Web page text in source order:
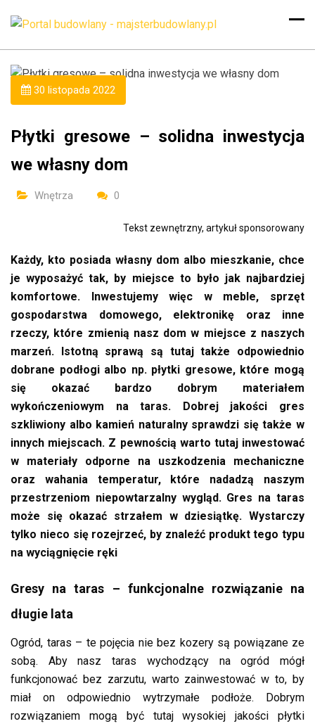
30 listopada 2022
Płytki gresowe – solidna inwestycja
we własny dom
Wnętrza 0
Tekst zewnętrzny, artykuł sponsorowany
Każdy, kto posiada własny dom albo mieszkanie, chce
je wyposażyć tak, by miejsce to było jak najbardziej
komfortowe. Inwestujemy więc w meble, sprzęt
gospodarstwa domowego, elektronikę oraz inne
rzeczy, które zmienią nasz dom w miejsce z naszych
marzeń. Istotną sprawą są tutaj także odpowiednio
dobrane podłogi albo np. płytki gresowe, które mogą
się okazać bardzo dobrym materiałem
wykończeniowym na taras. Dobrej jakości gres
szkliwiony albo kamień naturalny sprawdzi się także w
innych miejscach. Z pewnością warto tutaj inwestować
w materiały odporne na uszkodzenia mechaniczne
oraz wahania temperatur, które nadadzą naszym
przestrzeniom niepowtarzalny wygląd. Gres na taras
może się okazać strzałem w dziesiątkę. Wystarczy
tylko nieco się rozejrzeć, by znaleźć produkt tego typu
na wyciągnięcie ręki
Gresy na taras – funkcjonalne rozwiązanie na
długie lata
Ogród, taras – te pojęcia nie bez kozery są powiązane ze
sobą. Aby nasz taras wychodzący na ogród mógł
funkcjonować bez zarzutu, warto zainwestować w to, by
miał on odpowiednio wytrzymałe podłoże. Dobrym
rozwiązaniem mogą być tutaj wysokiej jakości płytki